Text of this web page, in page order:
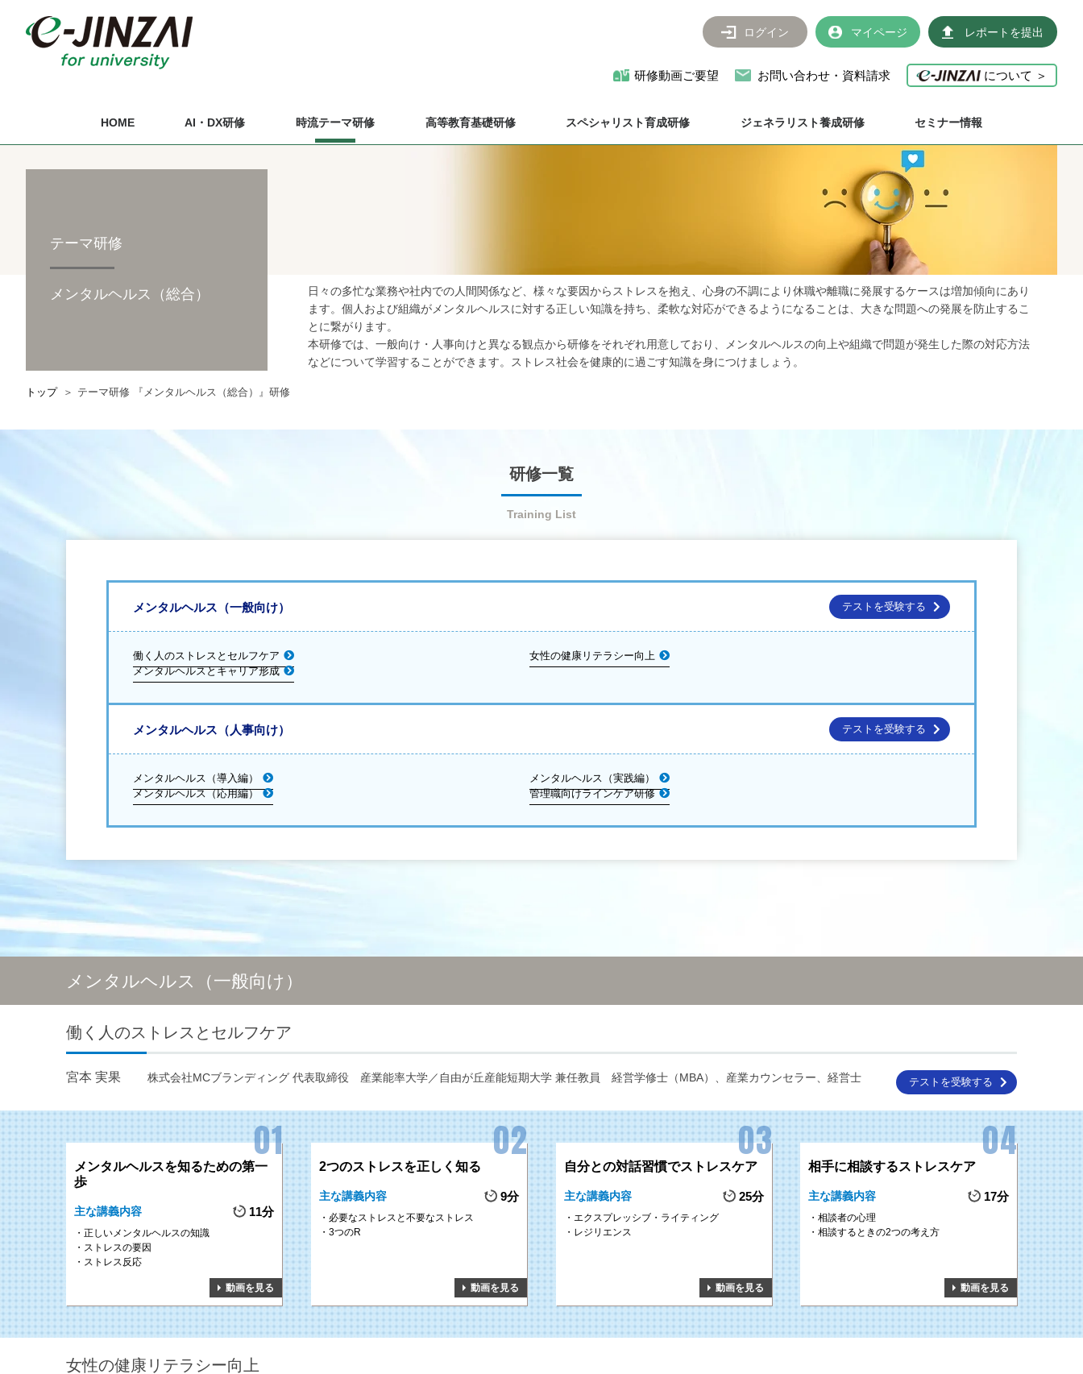
ログイン マイページ レポートを提出
研修動画ご要望 お問い合わせ・資料請求 について ＞
HOME AI・DX研修 時流テーマ研修 高等教育基礎研修 スペシャリスト育成研修 ジェネラリスト養成研修 セミナー情報
テーマ研修
メンタルヘルス（総合）
日々の多忙な業務や社内での人間関係など、様々な要因からストレスを抱え、心身の不調により休職や離職に発展するケースは増加傾向にあり
ます。個人および組織がメンタルヘルスに対する正しい知識を持ち、柔軟な対応ができるようになることは、大きな問題への発展を防止するこ
とに繋がります。
本研修では、一般向け・人事向けと異なる観点から研修をそれぞれ用意しており、メンタルヘルスの向上や組織で問題が発生した際の対応方法
などについて学習することができます。ストレス社会を健康的に過ごす知識を身につけましょう。
トップ テーマ研修 『メンタルヘルス（総合）』研修
研修一覧
Training List
メンタルヘルス（一般向け） テストを受験する
働く人のストレスとセルフケア
女性の健康リテラシー向上
メンタルヘルスとキャリア形成
メンタルヘルス（人事向け） テストを受験する
メンタルヘルス（導入編）
メンタルヘルス（実践編）
メンタルヘルス（応用編）
管理職向けラインケア研修
メンタルヘルス（一般向け）
働く人のストレスとセルフケア
宮本 実果 株式会社MCブランディング 代表取締役 産業能率大学／自由が丘産能短期大学 兼任教員 経営学修士（MBA）、産業カウンセラー、経営士 テストを受験する
メンタルヘルスを知るための第一
歩
主な講義内容 11分
正しいメンタルヘルスの知識
ストレスの要因
ストレス反応
動画を見る
2つのストレスを正しく知る
主な講義内容 9分
必要なストレスと不要なストレス
3つのR
動画を見る
自分との対話習慣でストレスケア
主な講義内容 25分
エクスプレッシブ・ライティング
レジリエンス
動画を見る
相手に相談するストレスケア
主な講義内容 17分
相談者の心理
相談するときの2つの考え方
動画を見る
女性の健康リテラシー向上